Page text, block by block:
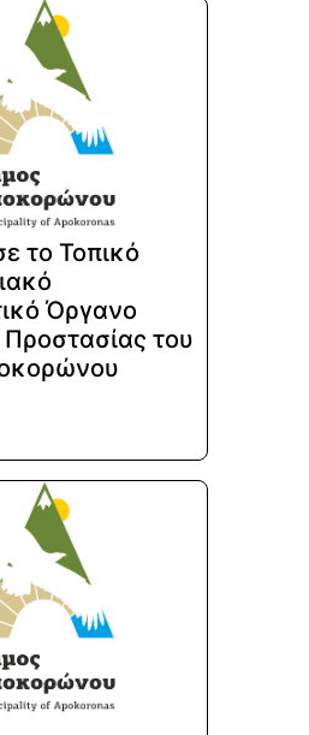
το Τοπικό
Όργανο
Προστασίας του